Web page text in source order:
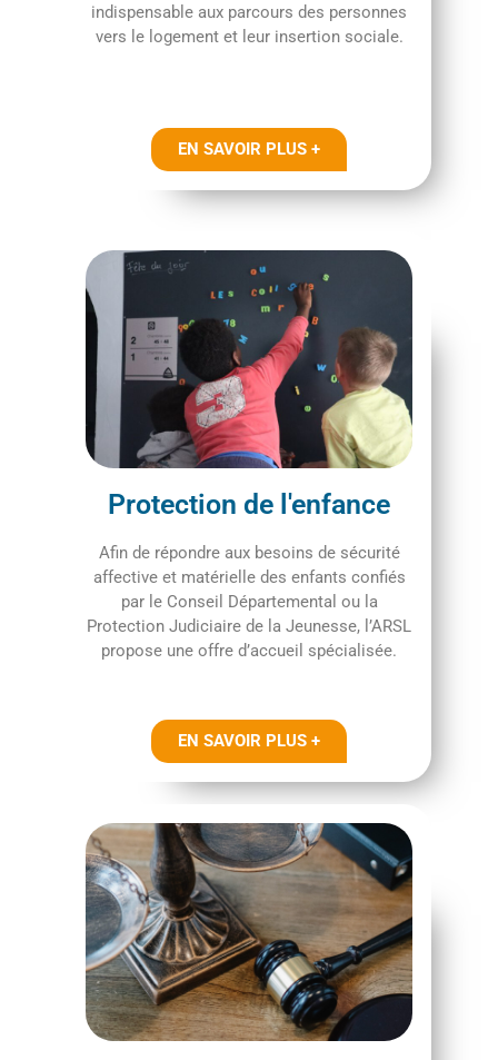
indispensable aux parcours des personnes
vers le logement et leur insertion sociale.
EN SAVOIR PLUS +
Protection de l'enfance
Afin de répondre aux besoins de sécurité
affective et matérielle des enfants confiés
par le Conseil Départemental ou la
Protection Judiciaire de la Jeunesse, l’ARSL
propose une offre d’accueil spécialisée.
EN SAVOIR PLUS +